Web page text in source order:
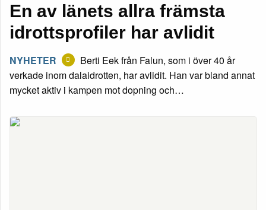
En av länets allra främsta
idrottsprofiler har avlidit
NYHETER
Berti Eek från Falun, som i över 40 år
verkade inom dalaidrotten, har avlidit. Han var bland annat
mycket aktiv i kampen mot dopning och…